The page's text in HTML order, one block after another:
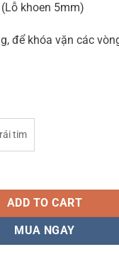
khoen 5mm)
để khóa vặn các
tim
cao cấp quantity
ADD TO CART
MUA NGAY